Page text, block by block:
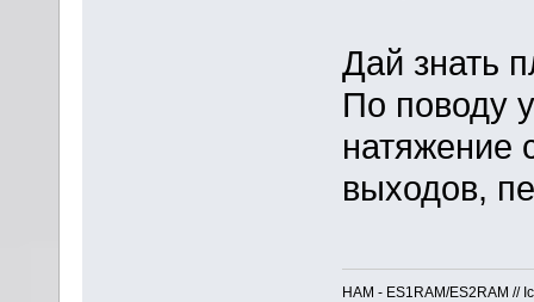
Дай знать
По поводу
натяжение
выходов,
HAM - ES1RAM/ES2RAM //